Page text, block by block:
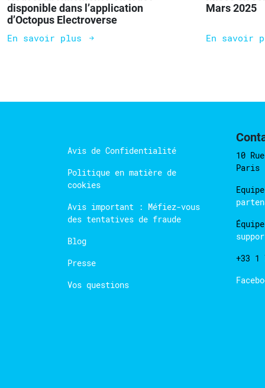
disponible dans l’application
d’Octopus Electroverse
En savoir plus
Mars 2025
En savoir
Avis de Confidentialité
Politique en matière de
cookies
Avis important : Méfiez-vous
des tentatives de fraude
Blog
Presse
Vos questions
10
Paris
+33 1